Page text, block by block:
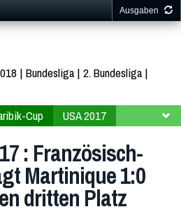
Ausgaben
Bundesliga 2. Bundesliga
Cup
USA 2017
: Französisch-
Martinique 1:0
dritten Platz